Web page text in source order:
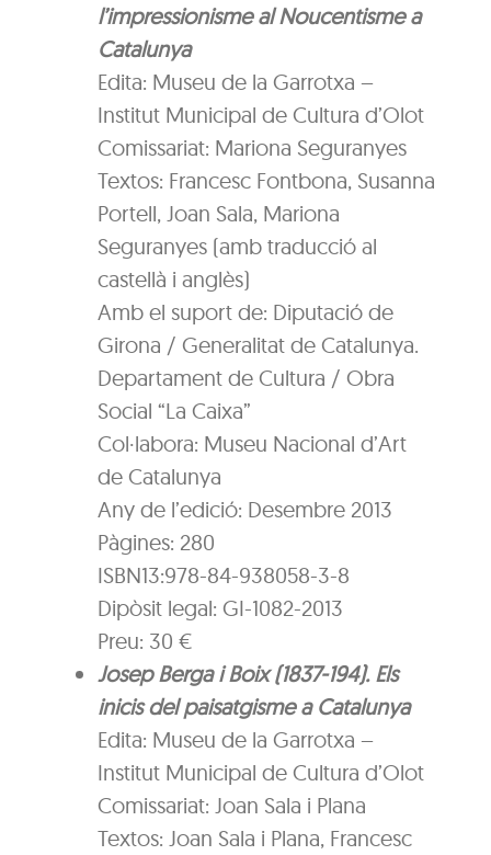
l’impressionisme al Noucentisme a
Catalunya
Edita: Museu de la Garrotxa –
Institut Municipal de Cultura d’Olot
Comissariat: Mariona Seguranyes
Textos: Francesc Fontbona, Susanna
Portell, Joan Sala, Mariona
Seguranyes (amb traducció al
castellà i anglès)
Amb el suport de: Diputació de
Girona / Generalitat de Catalunya.
Departament de Cultura / Obra
Social “La Caixa”
Col·labora: Museu Nacional d’Art
de Catalunya
Any de l’edició: Desembre 2013
Pàgines: 280
ISBN13:978-84-938058-3-8
Dipòsit legal: GI-1082-2013
Preu: 30 €
Josep Berga i Boix (1837-194). Els
inicis del paisatgisme a Catalunya
Edita: Museu de la Garrotxa –
Institut Municipal de Cultura d’Olot
Comissariat: Joan Sala i Plana
Textos: Joan Sala i Plana, Francesc